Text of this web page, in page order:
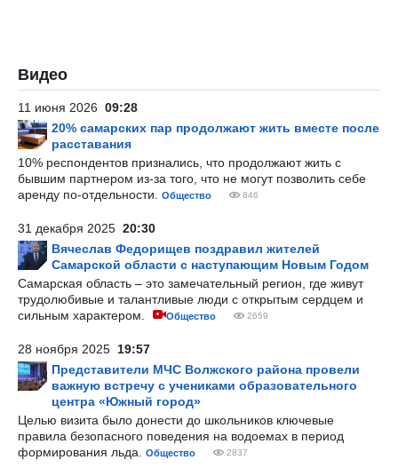
Видео
11 июня 2026 09:28
20% самарских пар продолжают жить вместе после
расставания
10% респондентов признались, что продолжают жить с
бывшим партнером из-за того, что не могут позволить себе
аренду по-отдельности.
Общество 846
31 декабря 2025 20:30
Вячеслав Федорищев поздравил жителей
Самарской области с наступающим Новым Годом
Самарская область – это замечательный регион, где живут
трудолюбивые и талантливые люди с открытым сердцем и
сильным характером.
Общество 2659
28 ноября 2025 19:57
Представители МЧС Волжского района провели
важную встречу с учениками образовательного
центра «Южный город»
Целью визита было донести до школьников ключевые
правила безопасного поведения на водоемах в период
формирования льда.
Общество 2837